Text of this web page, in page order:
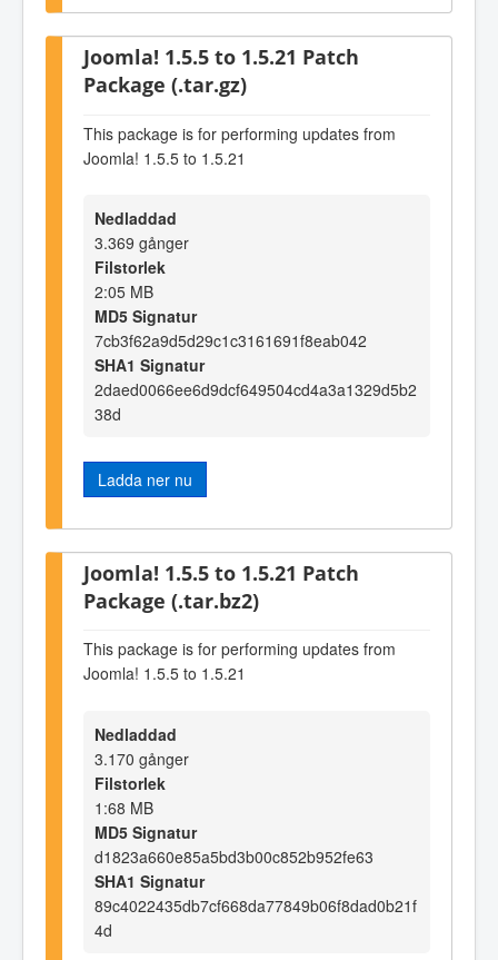
Joomla! 1.5.5 to 1.5.21 Patch
Package (.tar.gz)
This package is for performing updates from
Joomla! 1.5.5 to 1.5.21
Nedladdad
3.369 gånger
Filstorlek
2:05 MB
MD5 Signatur
7cb3f62a9d5d29c1c3161691f8eab042
SHA1 Signatur
2daed0066ee6d9dcf649504cd4a3a1329d5b2
38d
Ladda ner nu
Joomla! 1.5.5 to 1.5.21 Patch
Package (.tar.bz2)
This package is for performing updates from
Joomla! 1.5.5 to 1.5.21
Nedladdad
3.170 gånger
Filstorlek
1:68 MB
MD5 Signatur
d1823a660e85a5bd3b00c852b952fe63
SHA1 Signatur
89c4022435db7cf668da77849b06f8dad0b21f
4d